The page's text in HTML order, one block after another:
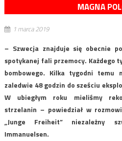
MAGNA
1 marca 2019
– Szwecja znajduje się obecnie
spotykanej fali przemocy. Każdego
bombowego. Kilka tygodni temu
zaledwie 48 godzin do sześciu
W ubiegłym roku mieliśmy
strzelanin – powiedział w
„Junge Freiheit” niezależny
Immanuelsen.